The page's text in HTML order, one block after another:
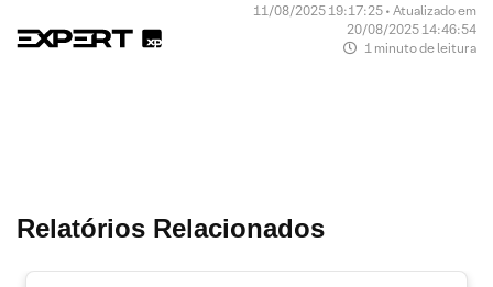
11/08/2025 19:17:25 • Atualizado em
20/08/2025 14:46:54
1 minuto de leitura
Relatórios Relacionados